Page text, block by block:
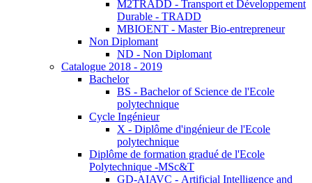
M2TRADD - Transport et Développement
Durable - TRADD
MBIOENT - Master Bio-entrepreneur
Non Diplomant
ND - Non Diplomant
Catalogue 2018 - 2019
Bachelor
BS - Bachelor of Science de l'Ecole
polytechnique
Cycle Ingénieur
X - Diplôme d'ingénieur de l'Ecole
polytechnique
Diplôme de formation gradué de l'Ecole
Polytechnique -MSc&T
GD-AIAVC - Artificial Intelligence and